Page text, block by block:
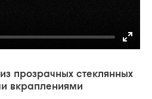
прозрачных стеклянных
вкраплениями